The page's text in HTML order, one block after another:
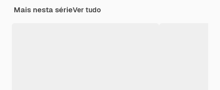
Mais nesta sérieVer tudo